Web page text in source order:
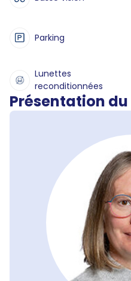
Parking
Lunettes
reconditionnées
Présentation